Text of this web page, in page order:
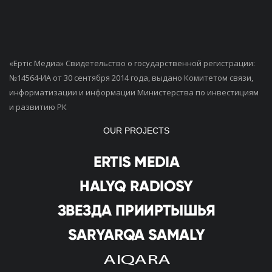
«Ертiс Медиа» Свидетельство о государственной регистрации:
№14564-ИА от 30 сентября 2014 года, выдано Комитетом связи,
информатизации и информации Министерства по инвестициям
и развитию РК
OUR PROJECTS